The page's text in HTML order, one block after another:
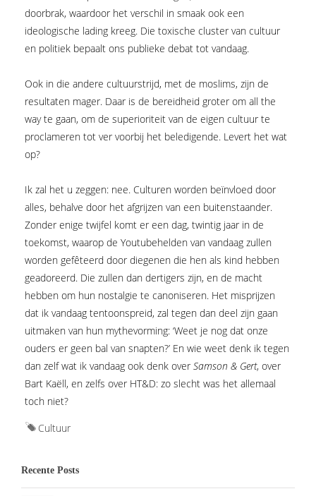
doorbrak, waardoor het verschil in smaak ook een
ideologische lading kreeg. Die toxische cluster van cultuur
en politiek bepaalt ons publieke debat tot vandaag.
Ook in die andere cultuurstrijd, met de moslims, zijn de
resultaten mager. Daar is de bereidheid groter om all the
way te gaan, om de superioriteit van de eigen cultuur te
proclameren tot ver voorbij het beledigende. Levert het wat
op?
Ik zal het u zeggen: nee. Culturen worden beïnvloed door
alles, behalve door het afgrijzen van een buitenstaander.
Zonder enige twijfel komt er een dag, twintig jaar in de
toekomst, waarop de Youtubehelden van vandaag zullen
worden gefêteerd door diegenen die hen als kind hebben
geadoreerd. Die zullen dan dertigers zijn, en de macht
hebben om hun nostalgie te canoniseren. Het misprijzen
dat ik vandaag tentoonspreid, zal tegen dan deel zijn gaan
uitmaken van hun mythe­vorming: ‘Weet je nog dat onze
ouders er geen bal van snapten?’ En wie weet denk ik tegen
dan zelf wat ik vandaag ook denk over Samson & Gert, over
Bart Kaëll, en zelfs over HT&D: zo slecht was het allemaal
toch niet?
Cultuur
Recente Posts